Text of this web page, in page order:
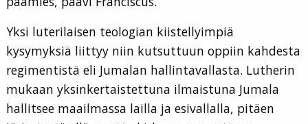
Yksi luterilaisen teologian kiistellyimpiä
kysymyksiä liittyy niin kutsuttuun oppiin kahdesta
regimentistä eli Jumalan hallintavallasta. Lutherin
mukaan yksinkertaistettuna ilmaistuna Jumala
hallitsee maailmassa lailla ja esivallalla, pitäen